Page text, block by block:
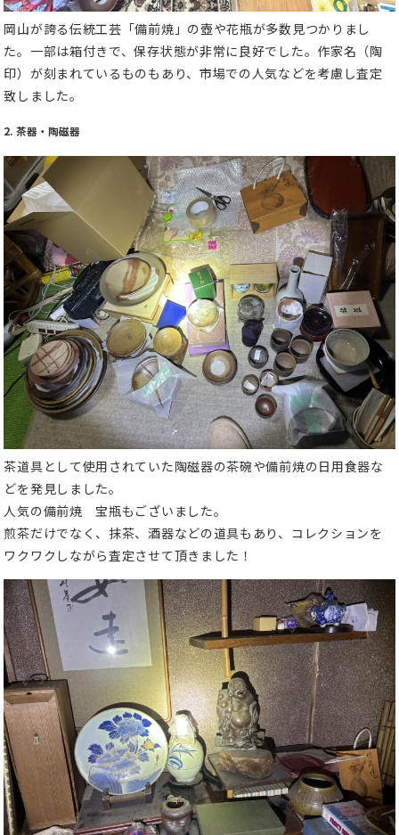
岡山が誇る伝統工芸「備前焼」の壺や花瓶が多数見つかりまし
た。一部は箱付きで、保存状態が非常に良好でした。作家名（陶
印）が刻まれているものもあり、市場での人気などを考慮し査定
致しました。
2. 茶器・陶磁器
茶道具として使用されていた陶磁器の茶碗や備前焼の日用食器な
どを発見しました。
人気の備前焼 宝瓶もございました。
煎茶だけでなく、抹茶、酒器などの道具もあり、コレクションを
ワクワクしながら査定させて頂きました！